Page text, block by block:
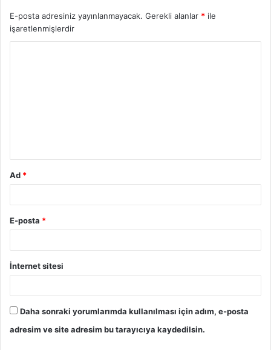
E-posta adresiniz yayınlanmayacak. Gerekli alanlar * ile
işaretlenmişlerdir
Ad *
E-posta *
İnternet sitesi
Daha sonraki yorumlarımda kullanılması için adım, e-posta
adresim ve site adresim bu tarayıcıya kaydedilsin.